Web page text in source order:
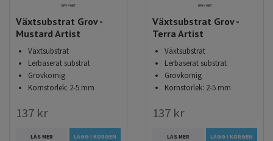
Växtsubstrat Grov -
Mustard Artist
Växtsubstrat
Lerbaserat substrat
Grovkornig
Kornstorlek: 2-5 mm
137 kr
LÄS MER LÄGG I KORGEN
Växtsubstrat Grov -
Terra Artist
Växtsubstrat
Lerbaserat substrat
Grovkornig
Kornstorlek: 2-5 mm
137 kr
LÄS MER LÄGG I KORGEN